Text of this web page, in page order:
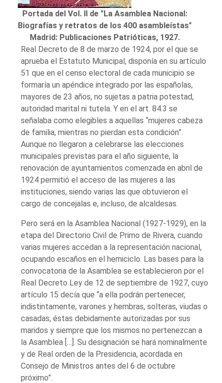
Portada del Vol. II de "La Asamblea Nacional:
Biografías y retratos de los 400 asambleístas"
Madrid: Publicaciones Patrióticas, 1927.
Real Decreto de 8 de marzo de 1924, por el que se
aprueba el Estatuto Municipal, disponía en su artículo
51 que en el censo electoral de cada municipio se
formaría un apéndice integrado por las españolas,
mayores de 23 años, no sujetas a patria potestad,
autoridad marital ni tutela. Y en el art. 84.3 se
señalaba como elegibles a aquellas “mujeres cabeza
de familia, mientras no pierdan esta condición”.
Aunque no llegaron a celebrarse las elecciones
municipales previstas para el año siguiente, la
renovación de ayuntamientos comenzada en abril de
1924 permitió el acceso de las mujeres a las
instituciones, siendo varias las que obtuvieron el
cargo de concejalas e, incluso, de alcaldesas.
Pero será en la Asamblea Nacional (1927-1929), en la
etapa del Directorio Civil de Primo de Rivera, cuando
varias mujeres accedan a la representación nacional,
ocupando escaños en el hemiciclo. Las bases para la
convocatoria de la Asamblea se establecieron por el
Real Decreto Ley de 12 de septiembre de 1927, cuyo
artículo 15 decía que “a ella podrán pertenecer,
indistintamente, varones y hembras, solteras, viudas o
casadas, éstas debidamente autorizadas por sus
maridos y siempre que los mismos no pertenezcan a
la Asamblea […]. Su designación se hará nominalmente
y de Real orden de la Presidencia, acordada en
Consejo de Ministros antes del 6 de octubre
próximo”.